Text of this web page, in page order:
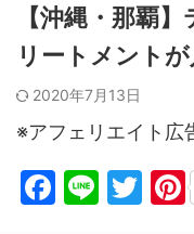
【沖縄・那覇
リートメント
2020年7月13日
※アフェリエイト広
F
Li T Pi